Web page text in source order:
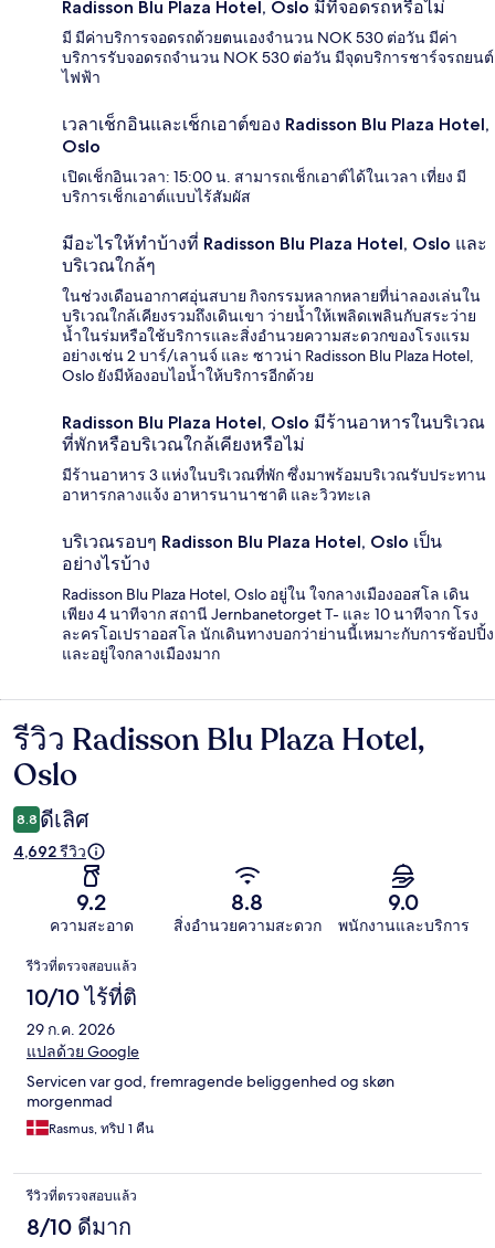
Radisson Blu Plaza Hotel, Oslo มีที่จอดรถหรือไม่
มี มีค่าบริการจอดรถด้วยตนเองจำนวน NOK 530 ต่อวัน มีค่า
บริการรับจอดรถจำนวน NOK 530 ต่อวัน มีจุดบริการชาร์จรถยนต์
ไฟฟ้า
เวลาเช็กอินและเช็กเอาต์ของ Radisson Blu Plaza Hotel,
Oslo
เปิดเช็กอินเวลา: 15:00 น. สามารถเช็กเอาต์ได้ในเวลา เที่ยง มี
บริการเช็กเอาต์แบบไร้สัมผัส
มีอะไรให้ทำบ้างที่ Radisson Blu Plaza Hotel, Oslo และ
บริเวณใกล้ๆ
ในช่วงเดือนอากาศอุ่นสบาย กิจกรรมหลากหลายที่น่าลองเล่นใน
บริเวณใกล้เคียงรวมถึงเดินเขา ว่ายน้ำให้เพลิดเพลินกับสระว่าย
น้ำในร่มหรือใช้บริการและสิ่งอำนวยความสะดวกของโรงแรม
อย่างเช่น 2 บาร์/เลานจ์ และ ซาวน่า Radisson Blu Plaza Hotel,
Oslo ยังมีห้องอบไอน้ำให้บริการอีกด้วย
Radisson Blu Plaza Hotel, Oslo มีร้านอาหารในบริเวณ
ที่พักหรือบริเวณใกล้เคียงหรือไม่
มีร้านอาหาร 3 แห่งในบริเวณที่พัก ซึ่งมาพร้อมบริเวณรับประทาน
อาหารกลางแจ้ง อาหารนานาชาติ และวิวทะเล
บริเวณรอบๆ Radisson Blu Plaza Hotel, Oslo เป็น
อย่างไรบ้าง
Radisson Blu Plaza Hotel, Oslo อยู่ใน ใจกลางเมืองออสโล เดิน
เพียง 4 นาทีจาก สถานี Jernbanetorget T- และ 10 นาทีจาก โรง
ละครโอเปราออสโล นักเดินทางบอกว่าย่านนี้เหมาะกับการช้อปปิ้ง
และอยู่ใจกลางเมืองมาก
รีวิว
รีวิว Radisson Blu Plaza Hotel,
Oslo
8.8 ดีเลิศ
4,692 รีวิว
9.2
ความสะอาด
8.8
สิ่งอำนวยความสะดวก
9.0
พนักงานและบริการ
รีวิว
รีวิวที่ตรวจสอบแล้ว
10/10 ไร้ที่ติ
29 ก.ค. 2026
แปลด้วย Google
Servicen var god, fremragende beliggenhed og skøn
morgenmad
Rasmus, ทริป 1 คืน
รีวิวที่ตรวจสอบแล้ว
8/10 ดีมาก